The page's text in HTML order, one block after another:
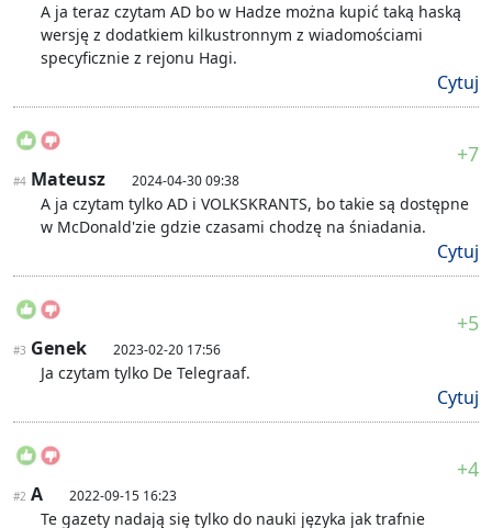
A ja teraz czytam AD bo w Hadze można kupić taką haską
wersję z dodatkiem kilkustronnym z wiadomościami
specyficznie z rejonu Hagi.
Cytuj
+7
#4 Mateusz 2024-04-30 09:38
A ja czytam tylko AD i VOLKSKRANTS, bo takie są dostępne
w McDonald'zie gdzie czasami chodzę na śniadania.
Cytuj
+5
#3 Genek 2023-02-20 17:56
Ja czytam tylko De Telegraaf.
Cytuj
+4
#2 A 2022-09-15 16:23
Te gazety nadają się tylko do nauki języka jak trafnie